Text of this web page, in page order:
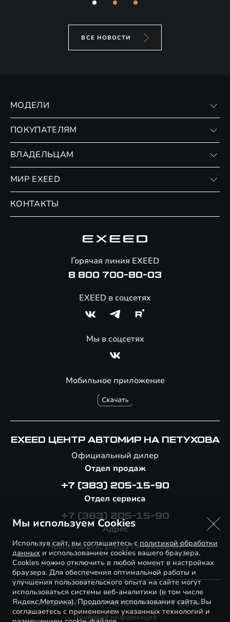
ВСЕ НОВОСТИ
МОДЕЛИ
ПОКУПАТЕЛЯМ
Страхование
ВЛАДЕЛЬЦАМ
Сервис
Помощь на дорогах
Специальные предложения
МИР EXEED
КОНТАКТЫ
Мобильное приложение
Горячая линия EXEED
8 800 700-80-03
EXEED в соцсетях
Мы в соцсетях
EXEED ЦЕНТР АВТОМИР НА ПЕТУХОВА
Официальный дилер
Отдел продаж
+7 (383) 205-15-90
Отдел сервиса
+7 (383) 205-15-90
Адрес
Новосибирск, улица Петухова, 87
© 2026 EXEED ЦЕНТР АВТОМИР НА ПЕТУХОВА
Правовая информация
Мы используем Cookies
Используя сайт, вы соглашаетесь сполитикой обработки
данных и использованием cookies вашего браузера.
Cookies можно отключить в любой момент в настройках
браузера. Для обеспечения оптимальной работы и
улучшения пользовательского опыта на сайте могут
использоваться системы веб-аналитики (в том числе
Яндекс.Метрика). Продолжая использование сайта, Вы
соглашаетесь с применением указанных технологий и